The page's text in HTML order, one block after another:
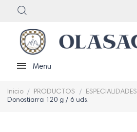
Menu
Inicio PRODUCTOS ESPECIALIDADES
Donostiarra 120 g / 6 uds.